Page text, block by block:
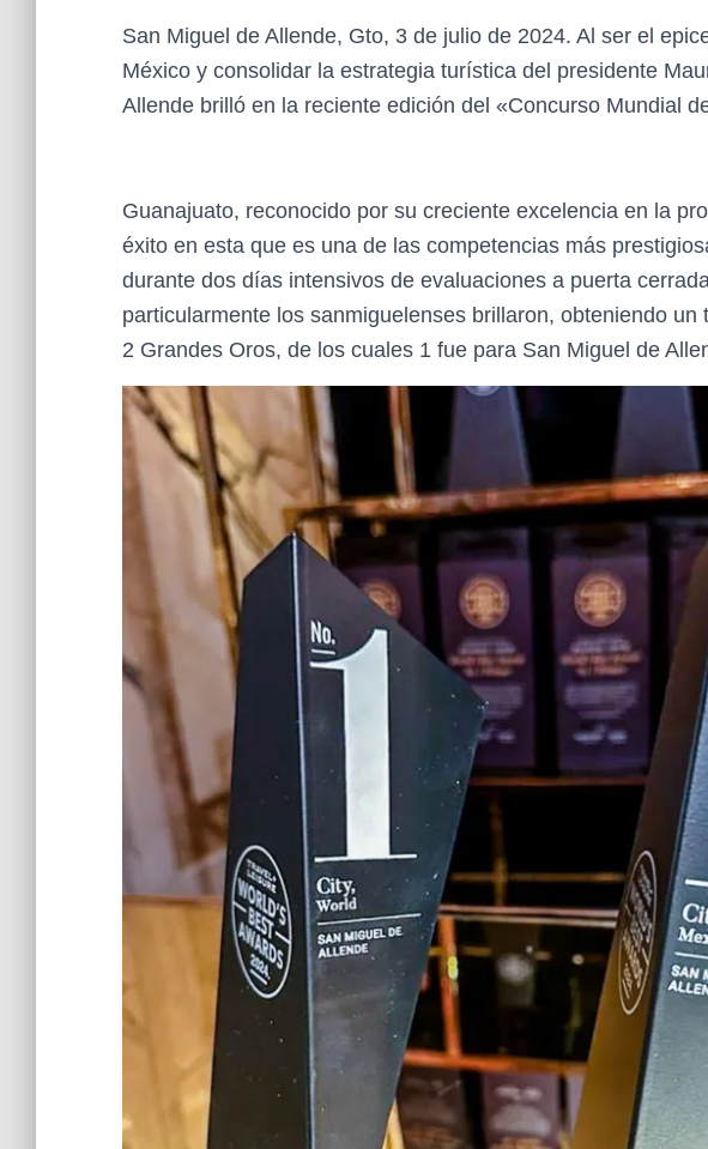
San Miguel de Allende, Gto, 3 de julio de 2024. Al ser el
México y consolidar la estrategia turística del presidente
Allende brilló en la reciente edición del «Concurso Mundial
Guanajuato, reconocido por su creciente excelencia en la
éxito en esta que es una de las competencias más
durante dos días intensivos de evaluaciones a puerta
particularmente los sanmiguelenses brillaron, obteniendo
2 Grandes Oros, de los cuales 1 fue para San Miguel de